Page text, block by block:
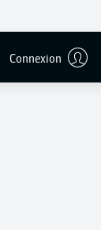
Connexion